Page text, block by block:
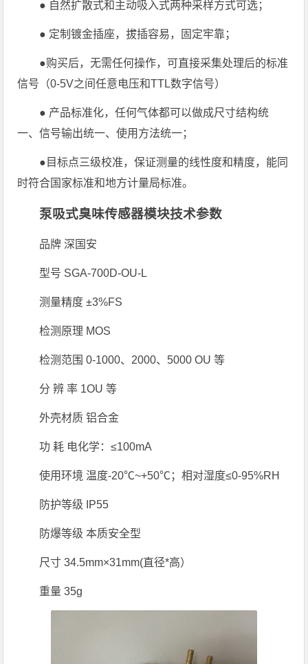
● 自然扩散式和主动吸入式两种采样方式可选；
● 定制镀金插座，拔插容易，固定牢靠；
●购买后，无需任何操作，可直接采集处理后的标准
信号（0-5V之间任意电压和TTL数字信号）
● 产品标准化，任何气体都可以做成尺寸结构统
一、信号输出统一、使用方法统一；
●目标点三级校准，保证测量的线性度和精度，能同
时符合国家标准和地方计量局标准。
泵吸式臭味传感器模块技术参数
品牌 深国安
型号 SGA-700D-OU-L
测量精度 ±3%FS
检测原理 MOS
检测范围 0-1000、2000、5000 OU 等
分 辨 率 1OU 等
外壳材质 铝合金
功 耗 电化学：≤100mA
使用环境 温度-20℃~+50℃；相对湿度≤0-95%RH
防护等级 IP55
防爆等级 本质安全型
尺寸 34.5mm×31mm(直径*高）
重量 35g